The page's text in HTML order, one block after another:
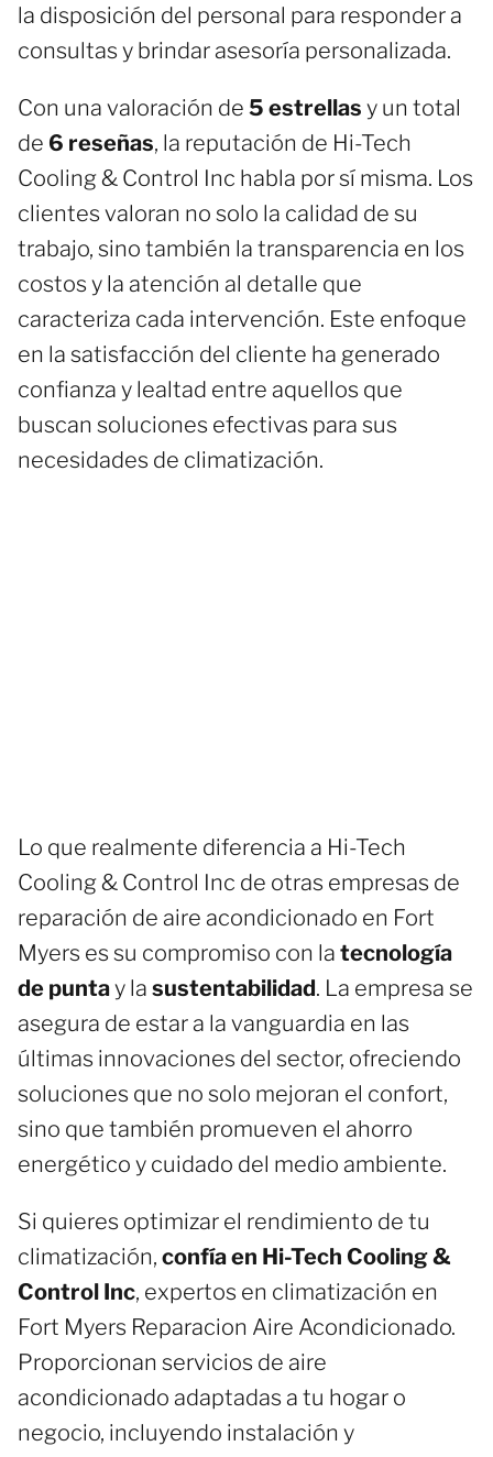
la disposición del personal para responder a
consultas y brindar asesoría personalizada.
Con una valoración de 5 estrellas y un total
de 6 reseñas, la reputación de Hi-Tech
Cooling & Control Inc habla por sí misma. Los
clientes valoran no solo la calidad de su
trabajo, sino también la transparencia en los
costos y la atención al detalle que
caracteriza cada intervención. Este enfoque
en la satisfacción del cliente ha generado
confianza y lealtad entre aquellos que
buscan soluciones efectivas para sus
necesidades de climatización.
Lo que realmente diferencia a Hi-Tech
Cooling & Control Inc de otras empresas de
reparación de aire acondicionado en Fort
Myers es su compromiso con la tecnología
de puntay la sustentabilidad. La empresa se
asegura de estar a la vanguardia en las
últimas innovaciones del sector, ofreciendo
soluciones que no solo mejoran el confort,
sino que también promueven el ahorro
energético y cuidado del medio ambiente.
Si quieres optimizar el rendimiento de tu
climatización, confía en Hi-Tech Cooling &
Control Inc, expertos en climatización en
Fort Myers Reparacion Aire Acondicionado.
Proporcionan servicios de aire
acondicionado adaptadas a tu hogar o
negocio, incluyendo instalación y